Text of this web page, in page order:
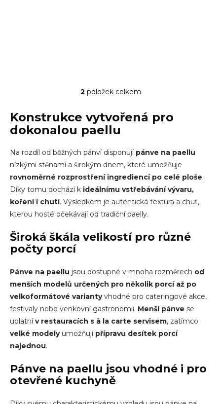
Ovládací prvky výpisu
2 položek celkem
Konstrukce vytvořená pro
dokonalou paellu
Na rozdíl od běžných pánví disponují pánve na paellu
nízkými stěnami a širokým dnem, které umožňuje
rovnoměrné rozprostření ingrediencí po celé ploše.
Díky tomu dochází k ideálnímu vstřebávání vývaru,
koření i chutí. Výsledkem je autentická textura a chuť,
kterou hosté očekávají od tradiční paelly.
Široká škála velikostí pro různé
počty porcí
Pánve na paellu jsou dostupné v mnoha rozměrech od
menších modelů určených pro několik porcí až po
velkoformátové variantyvhodné pro cateringové akce,
festivaly nebo venkovní gastronomii. Menší pánve se
uplatnív restauracích s à la carte servisem, zatímco
velké modelyumožňují přípravu desítek porcí
najednou.
Pánve na paellu jsou vhodné i pro
otevřené kuchyně